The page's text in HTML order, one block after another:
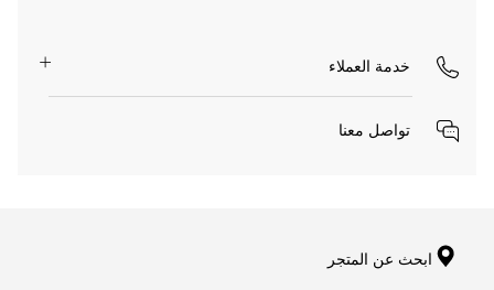
خدمة العملاء
تواصل معنا
ابحث عن المتجر